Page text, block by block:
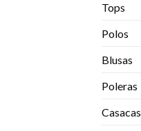
Tops
Polos
Blusas
Poleras
Casacas